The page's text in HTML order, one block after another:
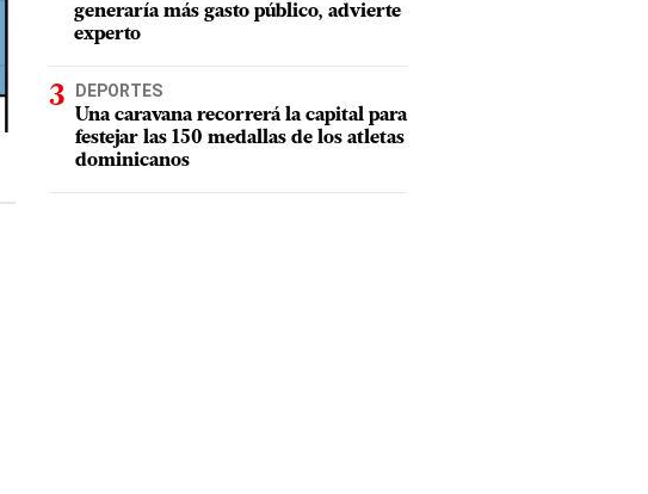
generaría más gasto público, advierte
experto
DEPORTES
Una caravana recorrerá la capital para
festejar las 150 medallas de los atletas
dominicanos